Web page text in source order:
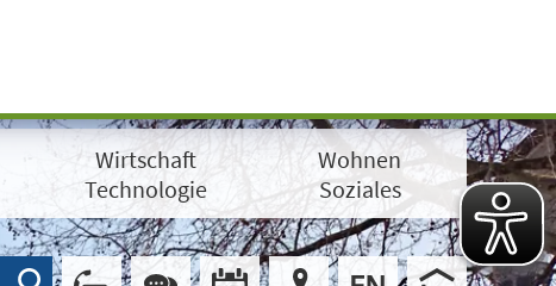
Wirtschaft
Technologie
Wohnen
Soziales